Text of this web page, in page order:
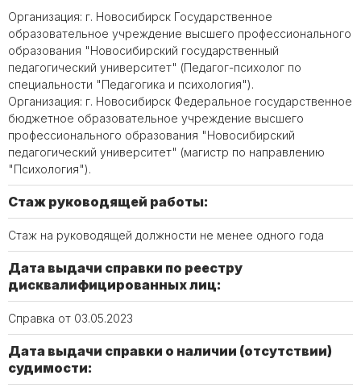
Организация: г. Новосибирск Государственное
образовательное учреждение высшего профессионального
образования "Новосибирский государственный
педагогический университет" (Педагог-психолог по
специальности "Педагогика и психология").
Организация: г. Новосибирск Федеральное государственное
бюджетное образовательное учреждение высшего
профессионального образования "Новосибирский
педагогический университет" (магистр по направлению
"Психология").
Стаж руководящей работы:
Стаж на руководящей должности не менее одного года
Дата выдачи справки по реестру
дисквалифицированных лиц:
Справка от 03.05.2023
Дата выдачи справки о наличии (отсутствии)
судимости: